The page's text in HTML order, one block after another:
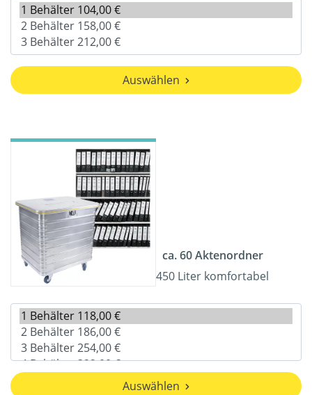
Auswählen
ca. 60 Aktenordner
450 Liter komfortabel
Auswählen